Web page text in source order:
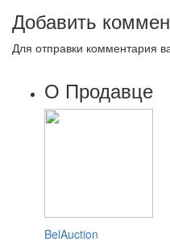
Добавить
Для отправки комментария
О Продавце
BelAuction